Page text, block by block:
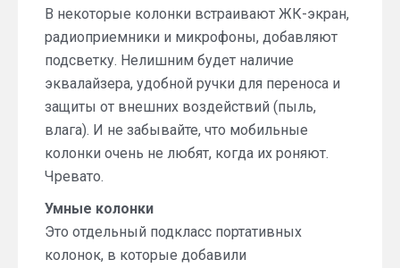
В некоторые колонки встраивают ЖК-экран,
радиоприемники и микрофоны, добавляют
подсветку. Нелишним будет наличие
эквалайзера, удобной ручки для переноса и
защиты от внешних воздействий (пыль,
влага). И не забывайте, что мобильные
колонки очень не любят, когда их роняют.
Чревато.
Умные колонки
Это отдельный подкласс портативных
колонок, в которые добавили